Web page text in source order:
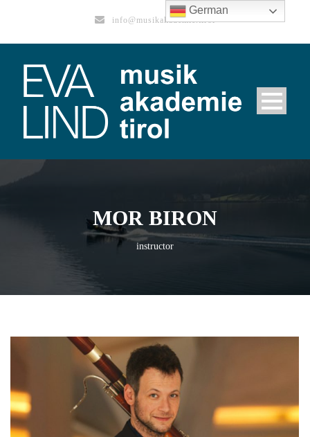
info@musikakademie.tirol
MOR BIRON
instructor
German